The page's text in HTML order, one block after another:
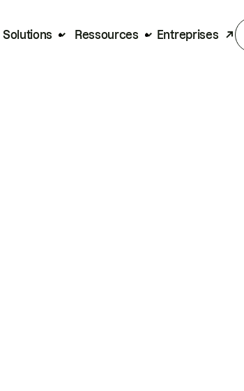
Solutions Ressources Entreprises